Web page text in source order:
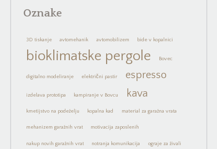
Oznake
3D tiskanje avtomehanik avtomobilizem bide v kopalnici
bioklimatske pergole Bovec
digitalno modeliranje električni pastir espresso
izdelava prototipa kampiranje v Bovcu kava
kmetijstvo na podeželju kopalna kad material za garažna vrata
mehanizem garažnih vrat motivacija zaposlenih
nakup novih garažnih vrat notranja komunikacija ograje za živali